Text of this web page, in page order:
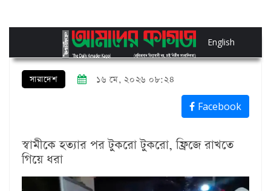
English
সারাদেশ ১৬ মে, ২০২৬ ০৮:২৪
Facebook
স্বামীকে হত্যার পর টুকরো ‍টুকরো, ফ্রিজে রাখতে
গিয়ে ধরা